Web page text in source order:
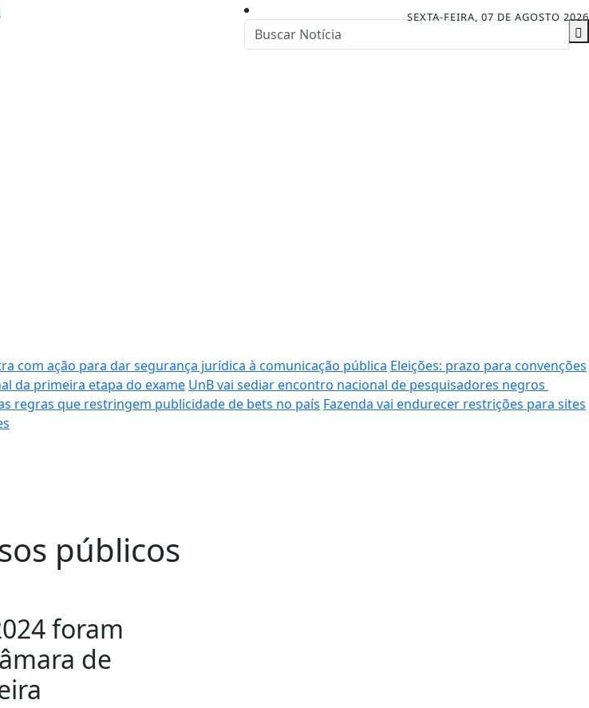
SEXTA-FEIRA, 07 DE AGOSTO 2026
com ação para dar segurança jurídica à comunicação pública Eleições: prazo para convenções
da primeira etapa do exame UnB vai sediar encontro nacional de pesquisadores negros
regras que restringem publicidade de bets no país Fazenda vai endurecer restrições para sites
públicos
foram
de